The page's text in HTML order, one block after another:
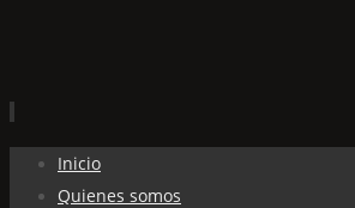
Inicio
Quienes somos